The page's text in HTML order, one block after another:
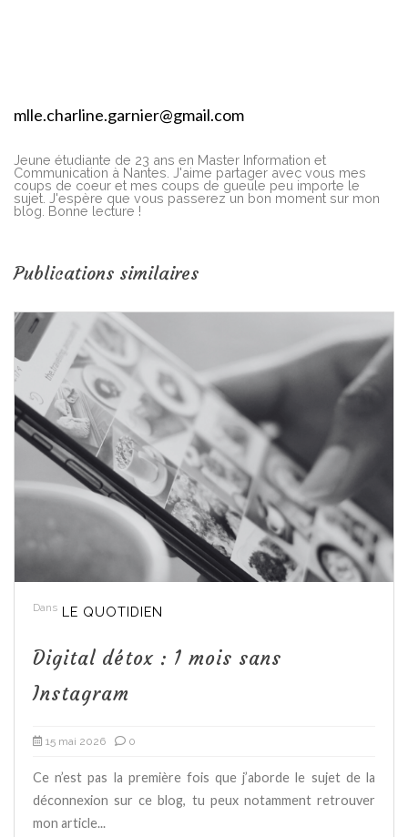
mlle.charline.garnier@gmail.com
Jeune étudiante de 23 ans en Master Information et
Communication à Nantes. J'aime partager avec vous mes
coups de coeur et mes coups de gueule peu importe le
sujet. J'espère que vous passerez un bon moment sur mon
blog. Bonne lecture !
Publications similaires
Dans LE QUOTIDIEN
Digital détox : 1 mois sans
Instagram
15 mai 2026 0
Ce n’est pas la première fois que j’aborde le sujet de la
déconnexion sur ce blog, tu peux notamment retrouver
mon article...